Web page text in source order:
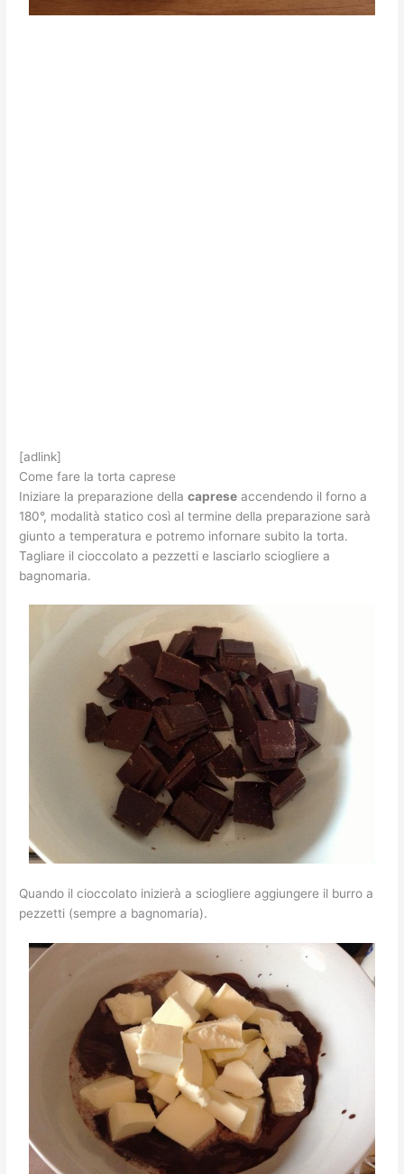
[adlink]
Come fare la torta caprese
Iniziare la preparazione dellacaprese accendendo il forno a
180°, modalità statico così al termine della preparazione sarà
giunto a temperatura e potremo infornare subito la torta.
Tagliare il cioccolato a pezzetti e lasciarlo sciogliere a
bagnomaria.
Quando il cioccolato inizierà a sciogliere aggiungere il burro a
pezzetti (sempre a bagnomaria).